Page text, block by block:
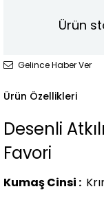
Ürün
Gelince Haber Ver
Ürün Özellikleri
Desenli
Favori
Kumaş Cinsi :